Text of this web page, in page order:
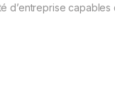
d’entreprise capables